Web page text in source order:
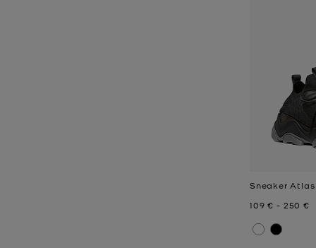
Sneaker
Jetzt
109 € -
bis Jetzt
250 €